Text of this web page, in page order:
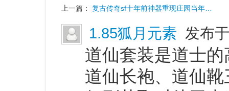
上一篇： 复古传奇sf十年前神器重现庄园当年…
1.85狐月元素 发布
道仙套装是道士
道仙长袍、道仙